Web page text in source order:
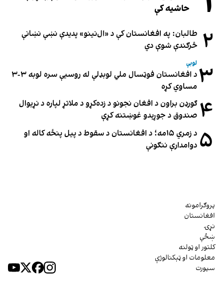
حاشیه کې
۲ طالبان: په افغانستان کې د «ال‌نینو» پدیدې نښې نښانې
څرګندې شوې دي
۳ لوبې
د افغانستان فوټسال ملي لوبډلې له روسیې سره لوبه ۳-۳
مساوي کړه
۴ ګورډن براون د افغان نجونو د زده‌کړو د ملاتړ لپاره د نړیوال
صندوق د جوړېدو غوښتنه کړې
۵
د زمري ۱۵مه؛ د افغانستان د سقوط د پیل پنځه کاله او
دوامدارې ننګونې
پروګرامونه
افغانستان
نړۍ
ښځې
کلتور او ټولنه
معلومات او ټېکنالوژي
سپورت